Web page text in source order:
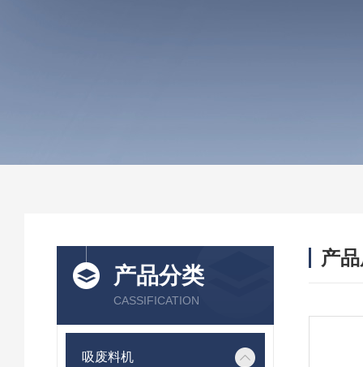
产品分类
CASSIFICATION
吸废料机
产